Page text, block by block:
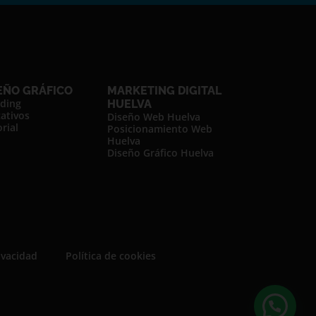
GRÁFICO
MARKETING DIGITAL
HUELVA
Diseño Web Huelva
Posicionamiento Web
Huelva
Diseño Gráfico Huelva
Política de cookies